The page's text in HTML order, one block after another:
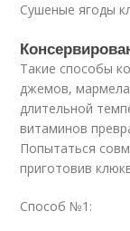
Сушеные ягоды
Такие способы
джемов,
длительной
витаминов
Попытаться
приготовив
Способ №1: